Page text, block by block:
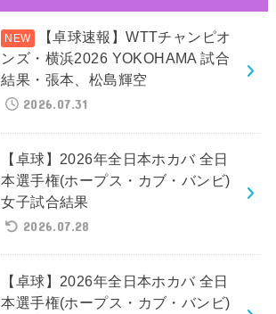
【卓球速報】WTTチャンピオ
ンズ・横浜2026 YOKOHAMA 試合
結果・張本、松島輝空
2026.07.31
【卓球】2026年全日本ホカバ 全日
本選手権(ホープス・カブ・バンビ)
女子試合結果
2026.07.28
【卓球】2026年全日本ホカバ 全日
本選手権(ホープス・カブ・バンビ)